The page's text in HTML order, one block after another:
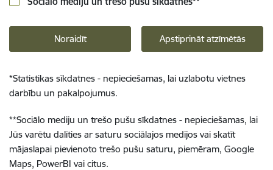
Noraidīt Apstiprināt atzīmētās
*Statistikas sīkdatnes - nepieciešamas, lai uzlabotu vietnes
darbību un pakalpojumus.
**Sociālo mediju un trešo pušu sīkdatnes - nepieciešamas, lai
Jūs varētu dalīties ar saturu sociālajos medijos vai skatīt
mājaslapai pievienoto trešo pušu saturu, piemēram, Google
Maps, PowerBI vai citus.